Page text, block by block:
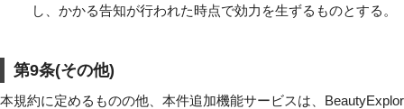
し、かかる告知が行われた時点で効力を生ずるものとする。
第9条(その他)
本規約に定めるものの他、本件追加機能サービスは、